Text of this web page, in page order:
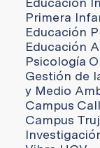
Primera
Educación
Educación
Psicología
Gestión de
y Medio
Campus
Campus